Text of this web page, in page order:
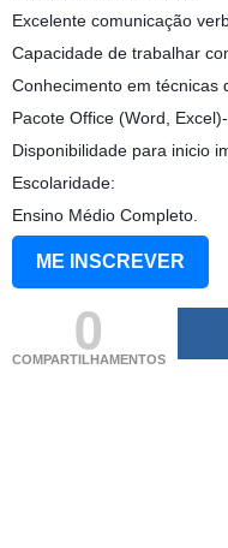
Excelente comunicação
Capacidade de trabalhar
Conhecimento em técnicas
Pacote Office (Word,
Disponibilidade para inicio
Escolaridade:
Ensino Médio Completo.
ME INSCREVER
0
COMPARTILHAMENTOS